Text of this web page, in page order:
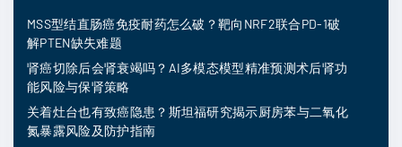
MSS型结直肠癌免疫耐药怎么破？靶向NRF2联合PD-1破
解PTEN缺失难题
肾癌切除后会肾衰竭吗？AI多模态模型精准预测术后肾功
能风险与保肾策略
关着灶台也有致癌隐患？斯坦福研究揭示厨房苯与二氧化
氮暴露风险及防护指南